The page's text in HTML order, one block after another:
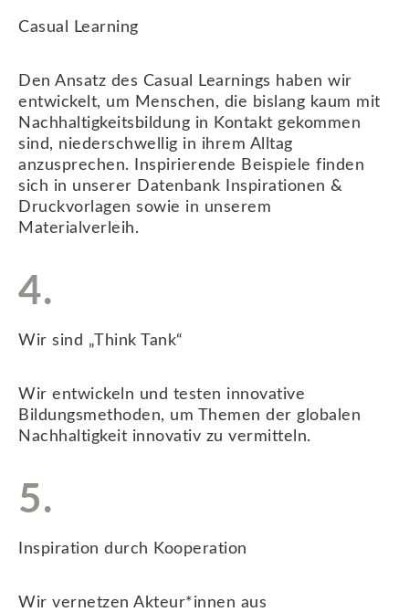
Casual Learning
Den Ansatz des Casual Learnings haben wir
entwickelt, um Menschen, die bislang kaum mit
Nachhaltigkeitsbildung in Kontakt gekommen
sind, niederschwellig in ihrem Alltag
anzusprechen. Inspirierende Beispiele finden
sich in unserer Datenbank Inspirationen &
Druckvorlagen sowie in unserem
Materialverleih.
4.
Wir sind „Think Tank“
Wir entwickeln und testen innovative
Bildungsmethoden, um Themen der globalen
Nachhaltigkeit innovativ zu vermitteln.
5.
Inspiration durch Kooperation
Wir vernetzen Akteur*innen aus